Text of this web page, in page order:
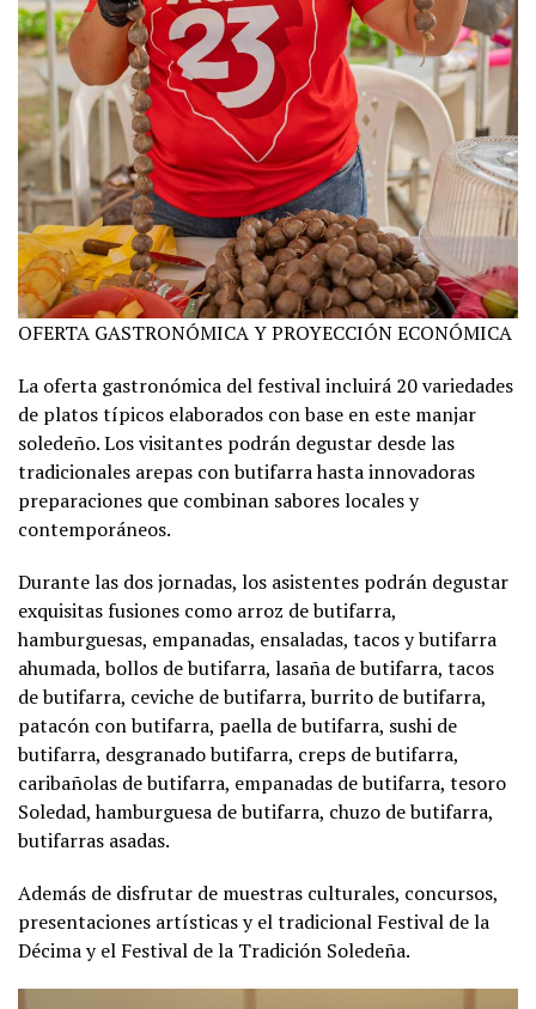
OFERTA GASTRONÓMICA Y PROYECCIÓN ECONÓMICA
La oferta gastronómica del festival incluirá 20 variedades
de platos típicos elaborados con base en este manjar
soledeño. Los visitantes podrán degustar desde las
tradicionales arepas con butifarra hasta innovadoras
preparaciones que combinan sabores locales y
contemporáneos.
Durante las dos jornadas, los asistentes podrán degustar
exquisitas fusiones como arroz de butifarra,
hamburguesas, empanadas, ensaladas, tacos y butifarra
ahumada, bollos de butifarra, lasaña de butifarra, tacos
de butifarra, ceviche de butifarra, burrito de butifarra,
patacón con butifarra, paella de butifarra, sushi de
butifarra, desgranado butifarra, creps de butifarra,
caribañolas de butifarra, empanadas de butifarra, tesoro
Soledad, hamburguesa de butifarra, chuzo de butifarra,
butifarras asadas.
Además de disfrutar de muestras culturales, concursos,
presentaciones artísticas y el tradicional Festival de la
Décima y el Festival de la Tradición Soledeña.